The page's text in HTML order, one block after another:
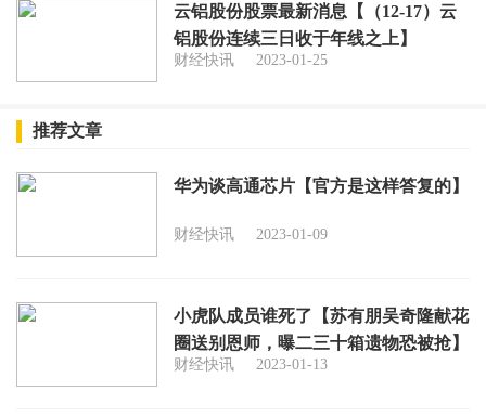
云铝股份股票最新消息【（12-17）云
铝股份连续三日收于年线之上】
财经快讯 2023-01-25
推荐文章
华为谈高通芯片【官方是这样答复的】
财经快讯 2023-01-09
小虎队成员谁死了【苏有朋吴奇隆献花
圈送别恩师，曝二三十箱遗物恐被抢】
财经快讯 2023-01-13